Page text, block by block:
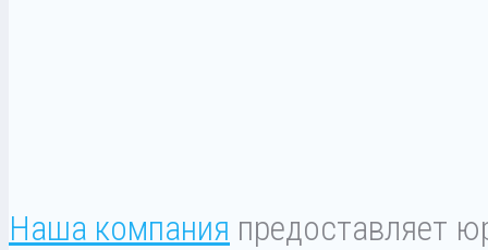
Наша компания предоставляет